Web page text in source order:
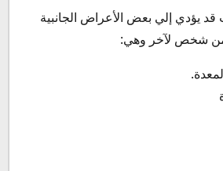
قد يؤدي إلي بعض الأعراض الجانبية
من شخص لآخر وهي: